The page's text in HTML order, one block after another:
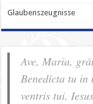
Glaubenszeugnisse
Ave, Maria,
Benedícta tu in
ventris tui,